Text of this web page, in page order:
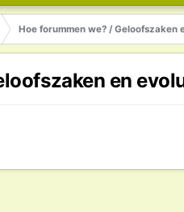
Hoe forummen we? / Geloofszaken
en